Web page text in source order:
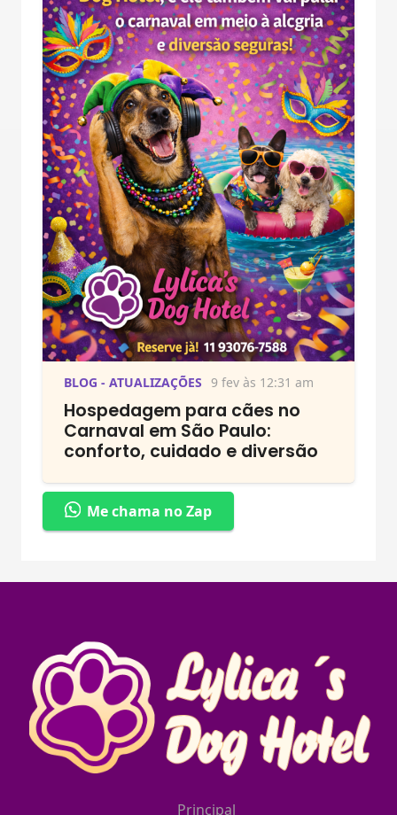
BLOG - ATUALIZAÇÕES 9 fev às 12:31 am
Hospedagem para cães no
Carnaval em São Paulo:
conforto, cuidado e diversão
Me chama no Zap
Principal